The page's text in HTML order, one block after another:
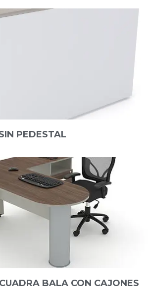
PEDESTAL
BALA CON CAJONES